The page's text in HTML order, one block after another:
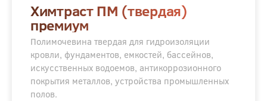
Химтраст ПМ (твердая)
премиум
Полимочевина твердая для гидроизоляции
кровли, фундаментов, емкостей, бассейнов,
искусственных водоемов, антикоррозионного
покрытия металлов, устройства промышленных
полов.